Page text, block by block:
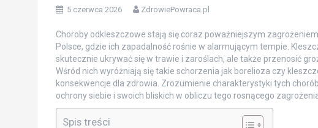
5 czerwca 2026 ZdrowiePowraca.pl
Choroby odkleszczowe stają się coraz poważniejszym
Polsce, gdzie ich zapadalność rośnie w alarmującym tempie.
skutecznie ukrywać się w trawie i zaroślach, ale także przenosić
Wśród nich wyróżniają się takie schorzenia jak borelioza czy
konsekwencje dla zdrowia. Zrozumienie charakterystyki tych
ochrony siebie i swoich bliskich w obliczu tego rosnącego
Spis treści